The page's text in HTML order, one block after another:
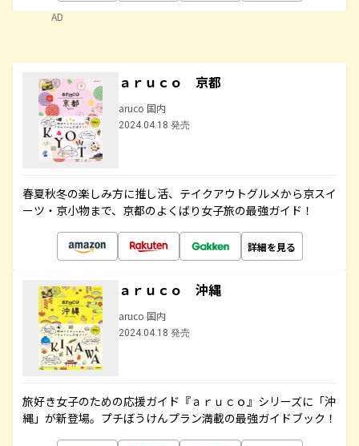
AD
ａｒｕｃｏ 京都
aruco 国内
2024.04.18 発売
春夏秋冬の楽しみ方に推し活、テイクアウトグルメから京スイ
ーツ・京小物まで、京都のよくばり女子旅の最強ガイド！
詳細を見る
ａｒｕｃｏ 沖縄
aruco 国内
2024.04.18 発売
旅好き女子のための応援ガイド『ａｒｕｃｏ』シリーズに「沖
縄」が新登場。プチぼうけんプラン満載の最強ガイドブック！